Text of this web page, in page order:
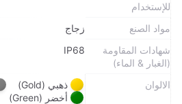
للإستخدام
مواد الصنع
زجاج
شهادات المقاومة
(الغبار & الماء)
IP68
الالوان ذهبي (Gold)
أخضر (Green)